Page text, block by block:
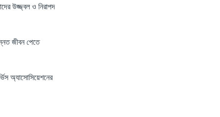
উজ্জ্বল ও নিরাপদ
জীবন পেতে
অ্যাসোসিয়েশনের